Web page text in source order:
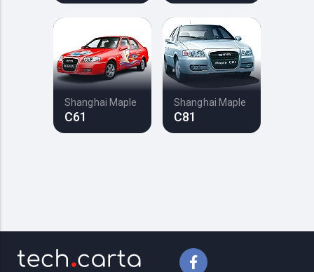
Shanghai Maple
C61
Shanghai Maple
C81